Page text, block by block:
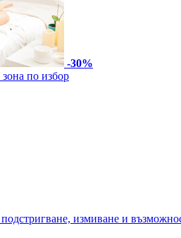
-30%
зона по избор
измиване и